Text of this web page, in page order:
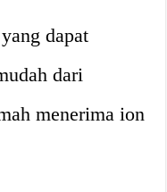
dapat
dari
menerima ion